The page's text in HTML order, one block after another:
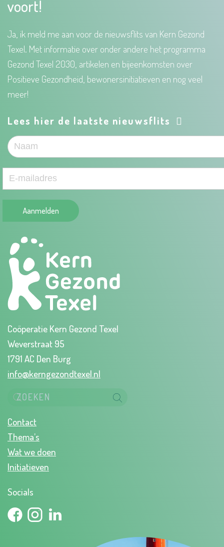
voort!
Ja, ik meld me aan voor de nieuwsflits van Kern Gezond
Texel. Met informatie over onder andere het programma
Gezond Texel 2030, artikelen en bijeenkomsten over
Positieve Gezondheid, bewonersinitiatieven en nog veel
meer!
Lees hier de laatste nieuwsflits
Aanmelden
Coöperatie Kern Gezond Texel
Weverstraat 95
1791 AC Den Burg
info@kerngezondtexel.nl
Contact
Thema’s
Wat we doen
Initiatieven
Socials